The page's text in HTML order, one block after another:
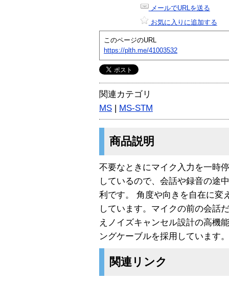
メールでURLを送る
お気に入りに追加する
このページのURL
https://plth.me/41003532
関連カテゴリ
MS | MS-STM
商品説明
不要なときにマイク入力を一時
しているので、会話や録音の途
利です。 角度や向きを自在に変
しています。マイクの前の会話
えノイズキャンセル設計の高機
ングケーブルを採用しています
関連リンク